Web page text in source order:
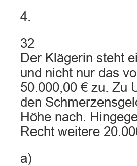
4.
32
Der Klägerin steht
und nicht nur das
50.000,00 € zu. Zu
den
Höhe nach.
Recht weitere
a)